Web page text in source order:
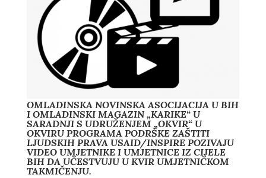
OMLADINSKA NOVINSKA ASOCIJACIJA U BIH
I OMLADINSKI MAGAZIN „KARIKE“ U
SARADNJI S UDRUŽENJEM „OKVIR“ U
OKVIRU PROGRAMA PODRŠKE ZAŠTITI
LJUDSKIH PRAVA USAID/INSPIRE POZIVAJU
VIDEO UMJETNIKE I UMJETNICE IZ CIJELE
BIH DA UČESTVUJU U KVIR UMJETNIČKOM
TAKMIČENJU.